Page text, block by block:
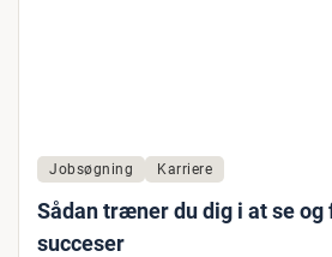
Jobsøgning Karriere
Sådan træner du dig i at se
succeser